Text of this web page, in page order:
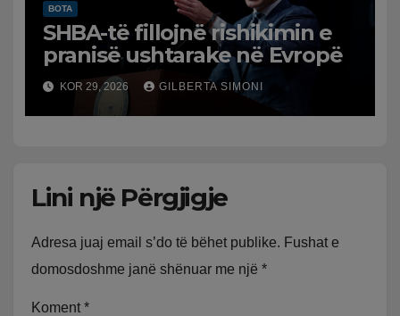
BOTA
SHBA-të fillojnë rishikimin e
pranisë ushtarake në Evropë
KOR 29, 2026 GILBERTA SIMONI
Lini një Përgjigje
Adresa juaj email s’do të bëhet publike. Fushat e
domosdoshme janë shënuar me një *
Koment *